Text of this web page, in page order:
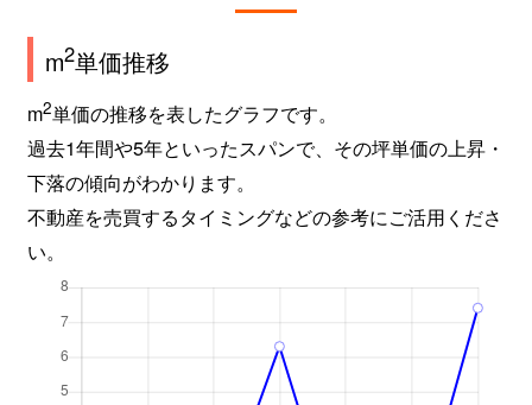
m2単価推移
m2単価の推移を表したグラフです。
過去1年間や5年といったスパンで、その坪単価の上昇・
下落の傾向がわかります。
不動産を売買するタイミングなどの参考にご活用くださ
い。